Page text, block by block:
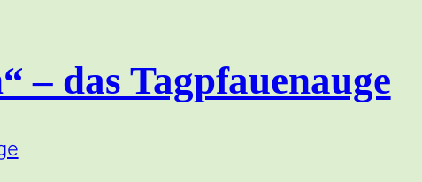
– das Tagpfauenauge